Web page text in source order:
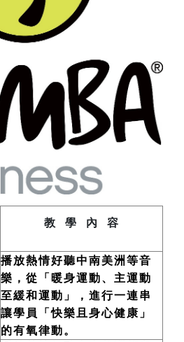
教 學 內 容
播放熱情好聽中南美洲 等音
樂，從「暖身運動、主運動
至緩和運動」，進行一連串
讓學員「快樂且身心健康」
的有氧律動。